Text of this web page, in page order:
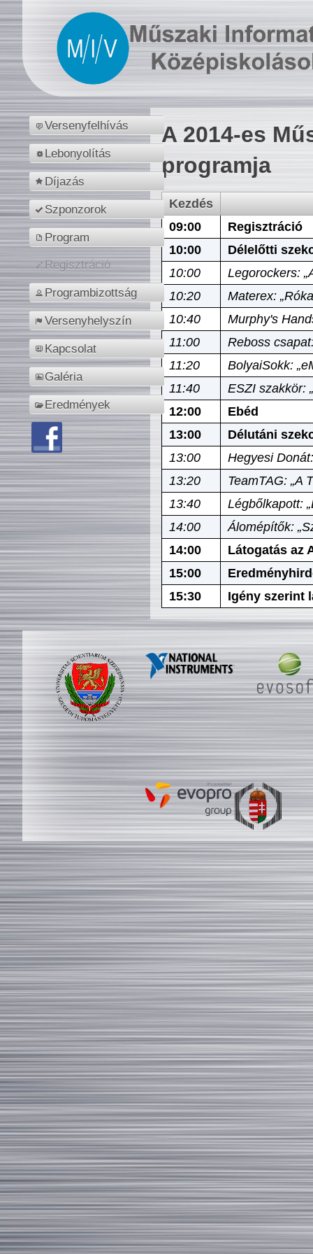
Versenyfelhívás
Lebonyolítás
Díjazás
Szponzorok
Program
Regisztráció
Programbizottság
Versenyhelyszín
Kapcsolat
Galéria
Eredmények
A 2014-es
programja
Kezdés
09:00
Regisztráció
10:00
Délelőtti
10:00
Legorockers:
10:20
Materex:
10:40
Murphy's
11:00
Reboss
11:20
BolyaiSokk:
11:40
ESZI szakkör:
12:00
Ebéd
13:00
Délutáni
13:00
Hegyesi
13:20
TeamTAG: „A
13:40
Légbőlkapott:
14:00
Álomépítők:
14:00
Látogatás az
15:00
15:30
Igény szerint